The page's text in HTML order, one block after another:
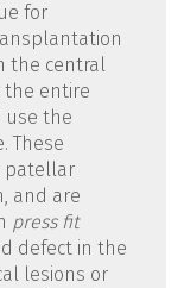
for
the central
the entire
use the
These
patellar
and are
press fit
defect in the
lesions or